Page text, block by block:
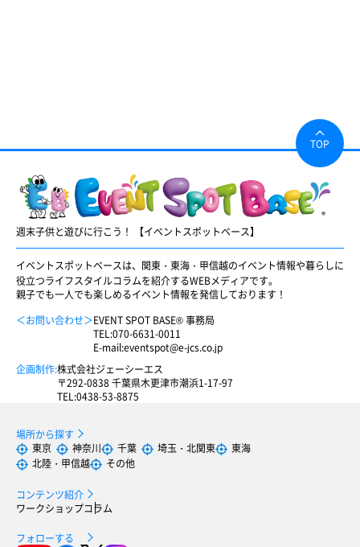
週末子供と遊びに行こう！ 【イベントスポットベース】
イベントスポットベースは、関東・東海・甲信越のイベント情報や暮らしに
役立つライフスタイルコラムを紹介するWEBメディアです。
親子でも一人でも楽しめるイベント情報を発信しております！
＜お問い合わせ＞EVENT SPOT BASE® 事務局
TEL:070-6631-0011
E-mail:eventspot@e-jcs.co.jp
企画制作:株式会社ジェーシーエス
〒292-0838 千葉県木更津市潮浜1-17-97
TEL:0438-53-8875
場所から探す
東京
神奈川 千葉 埼玉・北関東
東海
北陸・甲信越
その他
コンテンツ紹介
ワークショップコラム
フォローする
TOP